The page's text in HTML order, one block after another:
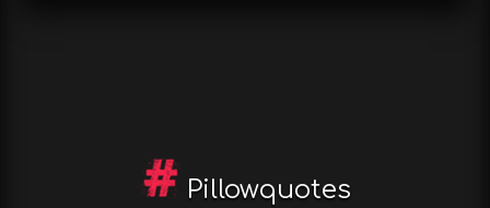
Pillowquotes